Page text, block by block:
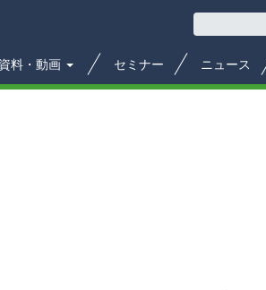
資料・動画 セミナー ニュース